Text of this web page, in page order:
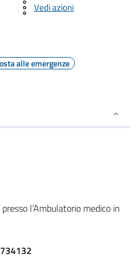
Vedi azioni
alle emergenze
l’Ambulatorio medico in